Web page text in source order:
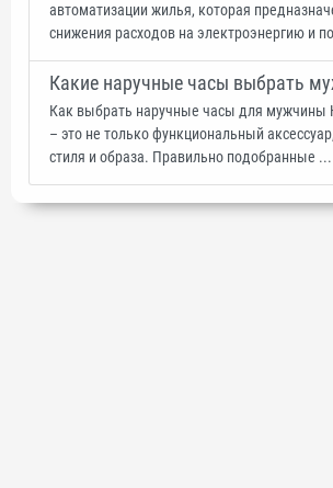
автоматизации жилья, которая
снижения расходов на электроэнергию и
Какие наручные часы выбрать
Как выбрать наручные часы для мужчины
– это не только функциональный
стиля и образа. Правильно подобранные ...